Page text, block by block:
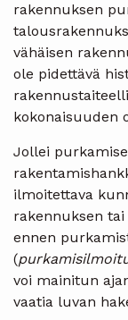
rakennuksen
vähäisen
ole pidettävä
kokonaisuuden
Jollei
ilmoitettava
rakennuksen
ennen
(
voi mainitun
vaatia luvan